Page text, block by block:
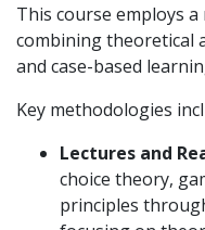
This course employs
combining theoretical
and case-based
Key methodologies
Lectures and
choice theory,
principles